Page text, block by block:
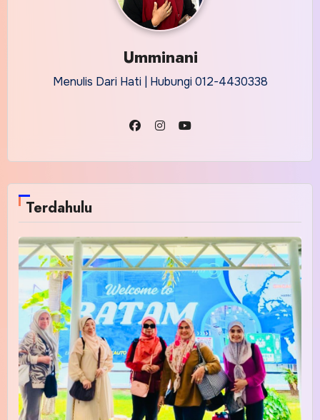
Umminani
Menulis Dari Hati | Hubungi 012-4430338
Terdahulu